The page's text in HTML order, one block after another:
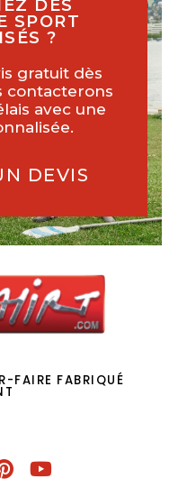
DES
SPORT
?
gratuit dès
contacterons
avec une
DEVIS
FAIRE FABRIQUÉ